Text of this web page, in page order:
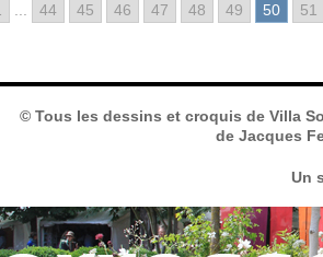
44 45 46 47 48 49 50 51
© Tous les dessins et croquis de Villa
de Jacques
Un